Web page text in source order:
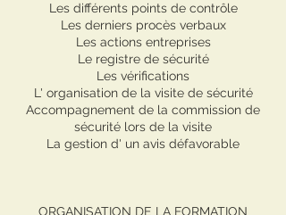
Les différents points de contrôle
Les derniers procès verbaux
Les actions entreprises
Le registre de sécurité
Les vérifications
L' organisation de la visite de sécurité
Accompagnement de la commission de
sécurité lors de la visite
La gestion d' un avis défavorable
ORGANISATION DE LA FORMATION